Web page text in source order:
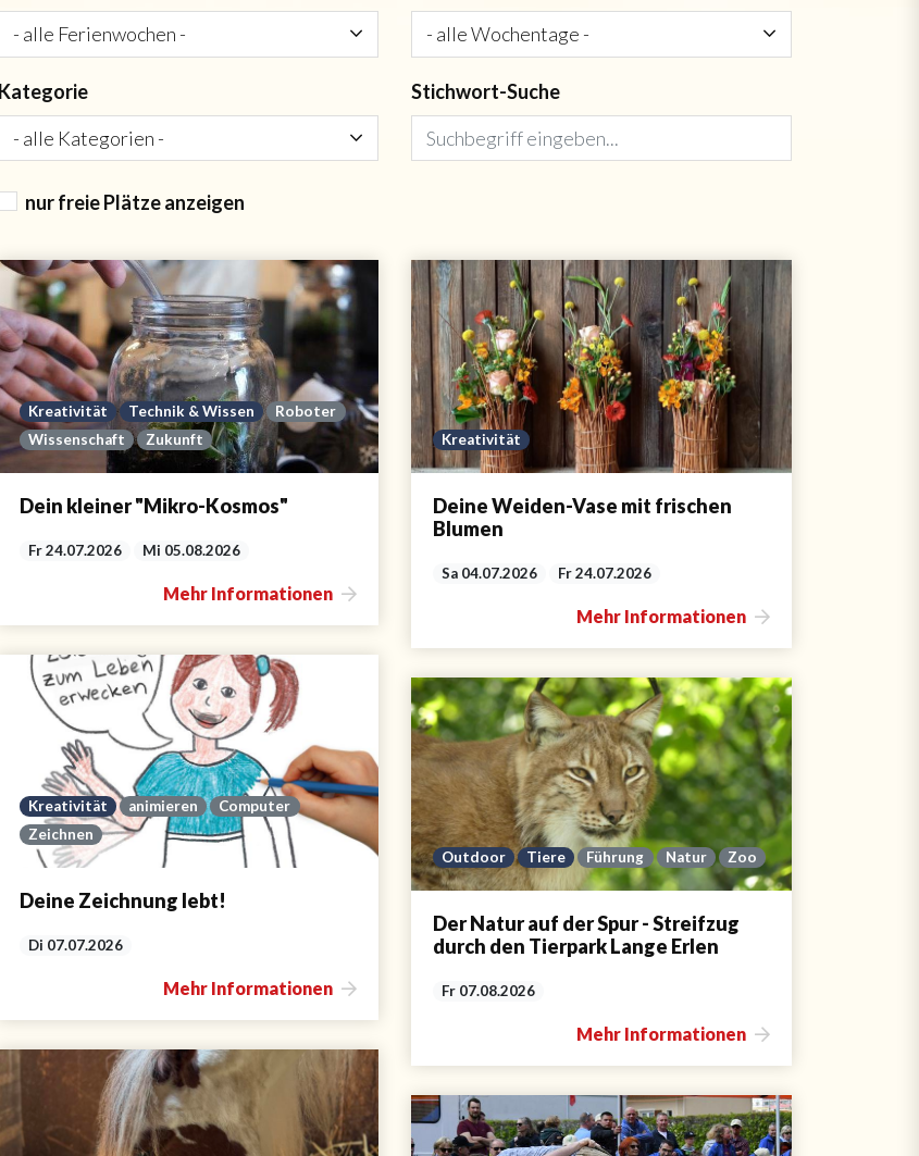
Kategorie Stichwort-Suche
nur freie Plätze anzeigen
Kreativität Technik & Wissen
Roboter
Wissenschaft
Zukunft
Dein kleiner "Mikro-Kosmos"
Fr 24.07.2026 Mi 05.08.2026
Mehr Informationen
Kreativität
Deine Weiden-Vase mit frischen
Blumen
Sa 04.07.2026 Fr 24.07.2026
Mehr Informationen
Kreativität animieren
Computer
Zeichnen
Deine Zeichnung lebt!
Di 07.07.2026
Mehr Informationen
Outdoor Tiere Führung Natur Zoo
Der Natur auf der Spur - Streifzug
durch den Tierpark Lange Erlen
Fr 07.08.2026
Mehr Informationen